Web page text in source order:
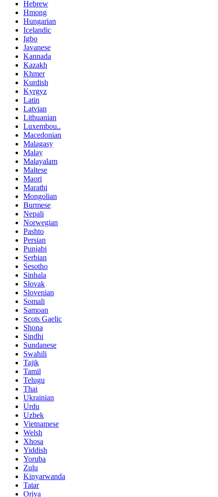
Hebrew
Hmong
Hungarian
Icelandic
Igbo
Javanese
Kannada
Kazakh
Khmer
Kurdish
Kyrgyz
Latin
Latvian
Lithuanian
Luxembou..
Macedonian
Malagasy
Malay
Malayalam
Maltese
Maori
Marathi
Mongolian
Burmese
Nepali
Norwegian
Pashto
Persian
Punjabi
Serbian
Sesotho
Sinhala
Slovak
Slovenian
Somali
Samoan
Scots Gaelic
Shona
Sindhi
Sundanese
Swahili
Tajik
Tamil
Telugu
Thai
Ukrainian
Urdu
Uzbek
Vietnamese
Welsh
Xhosa
Yiddish
Yoruba
Zulu
Kinyarwanda
Tatar
Oriya